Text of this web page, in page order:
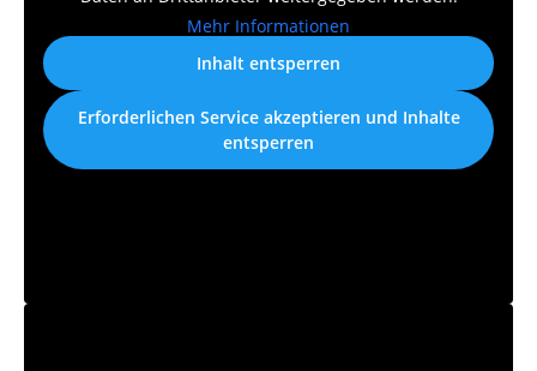
Mehr Informationen
Inhalt entsperren
Erforderlichen Service akzeptieren und Inhalte
entsperren